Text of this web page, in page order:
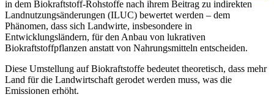
in dem Biokraftstoff-Rohstoffe nach ihrem Beitrag zu indirekten
Landnutzungsänderungen (ILUC) bewertet werden – dem
Phänomen, dass sich Landwirte, insbesondere in
Entwicklungsländern, für den Anbau von lukrativen
Biokraftstoffpflanzen anstatt von Nahrungsmitteln entscheiden.
Diese Umstellung auf Biokraftstoffe bedeutet theoretisch, dass mehr
Land für die Landwirtschaft gerodet werden muss, was die
Emissionen erhöht.